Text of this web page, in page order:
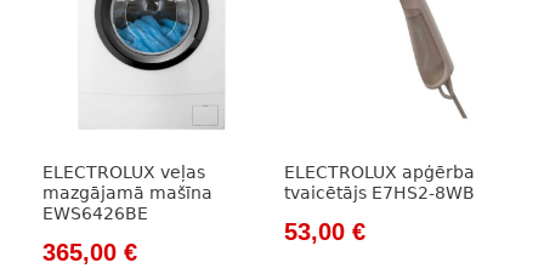
ELECTROLUX veļas
mazgājamā mašīna
EWS6426BE
Original
365,00 €Current
ELECTROLUX apģērba
tvaicētājs E7HS2-8WB
Original
53,00 €Current